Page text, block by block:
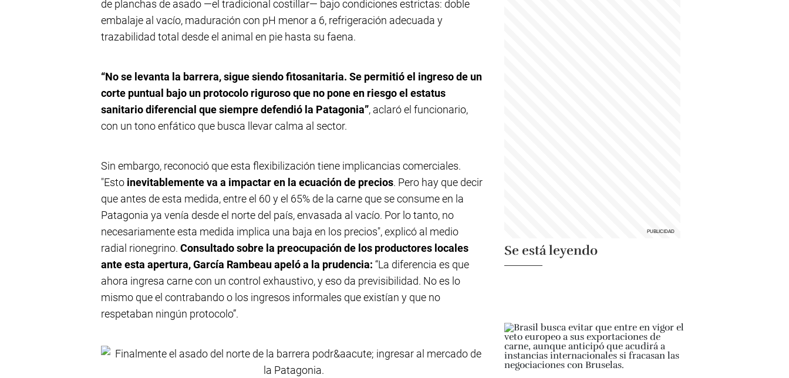
de planchas de asado —el tradicional costillar— bajo condiciones estrictas: doble
embalaje al vacío, maduración con pH menor a 6, refrigeración adecuada y
trazabilidad total desde el animal en pie hasta su faena.
“No se levanta la barrera, sigue siendo fitosanitaria. Se permitió el ingreso de un
corte puntual bajo un protocolo riguroso que no pone en riesgo el estatus
sanitario diferencial que siempre defendió la Patagonia”, aclaró el funcionario,
con un tono enfático que busca llevar calma al sector.
Sin embargo, reconoció que esta flexibilización tiene implicancias comerciales.
"Esto inevitablemente va a impactar en la ecuación de precios. Pero hay que decir
que antes de esta medida, entre el 60 y el 65% de la carne que se consume en la
Patagonia ya venía desde el norte del país, envasada al vacío. Por lo tanto, no
necesariamente esta medida implica una baja en los precios", explicó al medio
radial rionegrino. Consultado sobre la preocupación de los productores locales
ante esta apertura, García Rambeau apeló a la prudencia: “La diferencia es que
ahora ingresa carne con un control exhaustivo, y eso da previsibilidad. No es lo
mismo que el contrabando o los ingresos informales que existían y que no
respetaban ningún protocolo”.
Se está leyendo